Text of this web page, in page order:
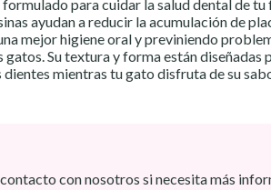
para cuidar la salud dental de tu
ayudan a reducir la acumulación de
mejor higiene oral y previniendo
gatos. Su textura y forma están diseñadas
dientes mientras tu gato disfruta de su
contacto con nosotros si necesita más